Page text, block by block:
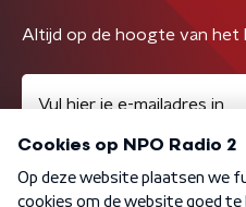
Altijd op de hoogte van het